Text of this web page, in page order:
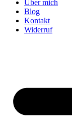
Über mich
Blog
Kontakt
Widerruf